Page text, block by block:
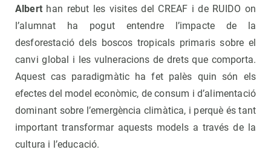
Alberthan rebut les visites del CREAF i de RUIDO on
l’alumnat ha pogut entendre l’impacte de la
desforestació dels boscos tropicals primaris sobre el
canvi global i les vulneracions de drets que comporta.
Aquest cas paradigmàtic ha fet palès quin són els
efectes del model econòmic, de consum i d’alimentació
dominant sobre l’emergència climàtica, i perquè és tant
important transformar aquests models a través de la
cultura i l’educació.